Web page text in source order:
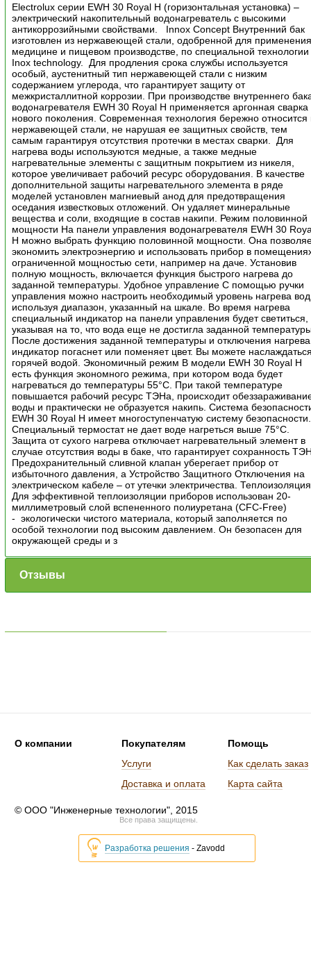
Electrolux серии EWH 30 Royal H (горизонтальная установка) –
электрический накопительный водонагреватель с высокими
антикоррозийными свойствами. Innox Concept Внутренний бак
изготовлен из нержавеющей стали, одобренной для
медицине и пищевом производстве, по специальной технологии
Inox technology. Для продления срока службы используется
особый, аустенитный тип нержавеющей стали с низким
содержанием углерода, что гарантирует защиту от
межкристаллитной коррозии. При производстве внутреннего
водонагревателя EWH 30 Royal H применяется аргонная сварка
нового поколения. Современная технология бережно относится
нержавеющей стали, не нарушая ее защитных свойств, тем
самым гарантируя отсутствия протечки в местах сварки. Для
нагрева воды используются медные, а также медные
нагревательные элементы с защитным покрытием из никеля,
которое увеличивает рабочий ресурс оборудования. В качестве
дополнительной защиты нагревательного элемента в ряде
моделей установлен магниевый анод для предотвращения
оседания известковых отложений. Он удаляет минеральные
вещества и соли, входящие в состав накипи. Режим половинной
мощности На панели управления водонагревателя EWH 30
H можно выбрать функцию половинной мощности. Она
экономить электроэнергию и использовать прибор в
ограниченной мощностью сети, например на даче. Установив
полную мощность, включается функция быстрого нагрева до
заданной температуры. Удобное управление С помощью ручки
управления можно настроить необходимый уровень нагрева
используя диапазон, указанный на шкале. Во время нагрева
специальный индикатор на панели управления будет светиться,
указывая на то, что вода еще не достигла заданной
После достижения заданной температуры и отключения
индикатор погаснет или поменяет цвет. Вы можете
горячей водой. Экономичный режим В модели EWH 30 Royal H
есть функция экономного режима, при котором вода будет
нагреваться до температуры 55°С. При такой температуре
повышается рабочий ресурс ТЭНа, происходит
воды и практически не образуется накипь. Система
EWH 30 Royal H имеет многоступенчатую систему безопасности.
Специальный термостат не дает воде нагреться выше 75°C.
Защита от сухого нагрева отключает нагревательный элемент в
случае отсутствия воды в баке, что гарантирует сохранность
Предохранительный сливной клапан уберегает прибор от
избыточного давления, а Устройство Защитного Отключения на
электрическом кабеле – от утечки электричества. Теплоизоляция
Для эффективной теплоизоляции приборов использован 20-
миллиметровый слой вспененного полиуретана (CFC-Free)
- экологически чистого материала, который заполняется по
особой технологии под высоким давлением. Он безопасен для
окружающей среды и з
Отзывы
О компании
Покупателям
Услуги
Доставка и оплата
Помощь
Как сделать заказ
Карта сайта
© ООО "Инженерные технологии", 2015
Все права защищены.
Разработка решения - Zavodd